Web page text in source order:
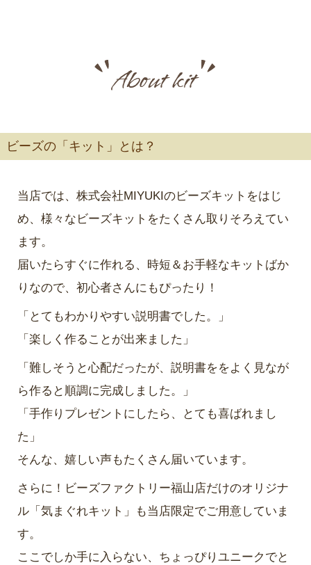
ビーズの「キット」とは？
当店では、株式会社MIYUKIのビーズキットをはじ
め、様々なビーズキットをたくさん取りそろえてい
ます。
届いたらすぐに作れる、時短＆お手軽なキットばか
りなので、初心者さんにもぴったり！
「とてもわかりやすい説明書でした。」
「楽しく作ることが出来ました」
「難しそうと心配だったが、説明書ををよく見なが
ら作ると順調に完成しました。」
「手作りプレゼントにしたら、とても喜ばれまし
た」
そんな、嬉しい声もたくさん届いています。
さらに！ビーズファクトリー福山店だけのオリジナ
ル「気まぐれキット」も当店限定でご用意していま
す。
ここでしか手に入らない、ちょっぴりユニークでと